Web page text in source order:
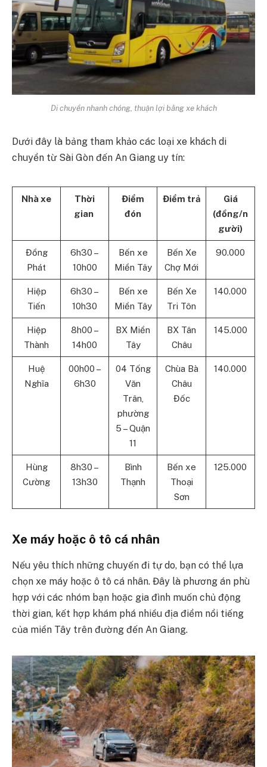
Di chuyển nhanh chóng, thuận lợi bằng xe khách
Dưới đây là bảng tham khảo các loại xe khách di
chuyển từ Sài Gòn đến An Giang uy tín:
Nhà xe
Thời
gian
Điểm
đón
Điểm trả
Giá
(đồng/n
gười)
Đồng
Phát
6h30 –
10h00
Bến xe
Miền Tây
Bến Xe
Chợ Mới
90.000
Hiệp
Tiến
6h30 –
10h30
Bến xe
Miền Tây
Bến Xe
Tri Tôn
140.000
Hiệp
Thành
8h00 –
14h00
BX Miền
Tây
BX Tân
Châu
145.000
Huệ
Nghĩa
00h00 –
6h30
04 Tống
Văn
Trân,
phường
5 – Quận
11
Chùa Bà
Châu
Đốc
140.000
Hùng
Cường
8h30 –
13h30
Bình
Thạnh
Bến xe
Thoại
Sơn
125.000
Xe máy hoặc ô tô cá nhân
Nếu yêu thích những chuyến đi tự do, bạn có thể lựa
chọn xe máy hoặc ô tô cá nhân. Đây là phương án phù
hợp với các nhóm bạn hoặc gia đình muốn chủ động
thời gian, kết hợp khám phá nhiều địa điểm nổi tiếng
của miền Tây trên đường đến An Giang.